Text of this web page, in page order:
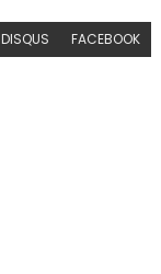
DISQUS FACEBOOK